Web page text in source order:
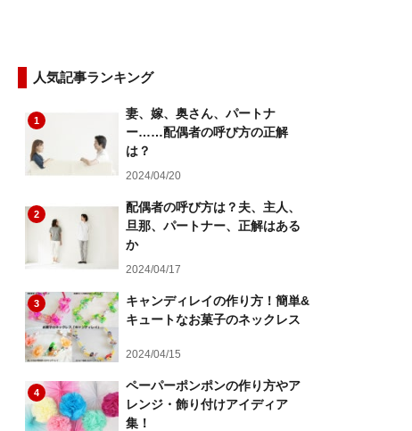
人気記事ランキング
1
妻、嫁、奥さん、パートナ
ー……配偶者の呼び方の正解
は？
2024/04/20
2
配偶者の呼び方は？夫、主人、
旦那、パートナー、正解はある
か
2024/04/17
3
キャンディレイの作り方！簡単&
キュートなお菓子のネックレス
2024/04/15
4
ペーパーポンポンの作り方やア
レンジ・飾り付けアイディア
集！